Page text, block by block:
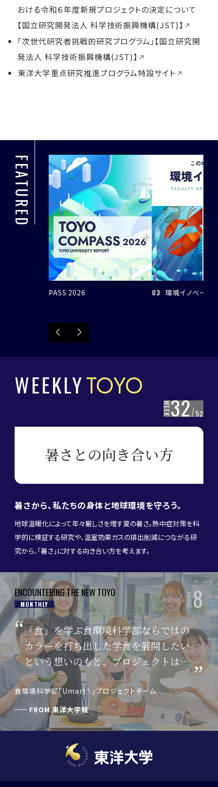
おける令和６年度新規プロジェクトの決定について
【国立研究開発法人 科学技術振興機構(JST)】
「次世代研究者挑戦的研究プログラム」【国立研究開
発法人 科学技術振興機構(JST)】
東洋大学重点研究推進プログラム特設サイト
FEATURED
03 環境イノベーション学部特設サイト
Previous
Next
WEEKLYTOYO
WEEK32 52
暑さから、私たちの身体と地球環境を守ろう。
地球温暖化によって年々厳しさを増す夏の暑さ。熱中症対策を科
学的に検証する研究や、温室効果ガスの排出削減につながる研
究から、「暑さ」に対する向き合い方を考えます。
ENCOUNTERING THE NEW TOYO
MONTHLY AUGUST8
「食」を学ぶ食環境科学部ならではの
カラーを打ち出した学食を展開したい
という想いのもと、プロジェクトはス
タートしました。
食環境科学部「Umart ! 」プロジェクトチーム
FROM東洋大学報